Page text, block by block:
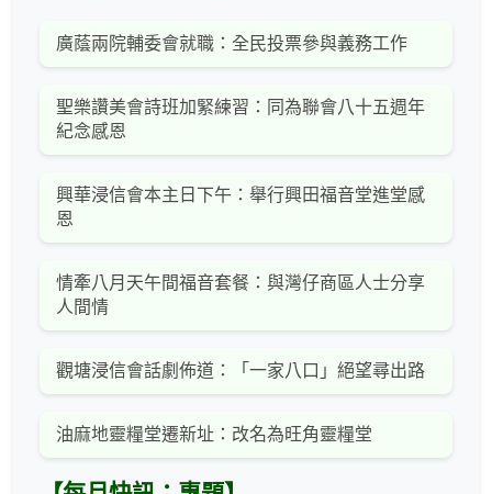
廣蔭兩院輔委會就職：全民投票參與義務工作
聖樂讚美會詩班加緊練習：同為聯會八十五週年
紀念感恩
興華浸信會本主日下午：舉行興田福音堂進堂感
恩
情牽八月天午間福音套餐：與灣仔商區人士分享
人間情
觀塘浸信會話劇佈道：「一家八口」絕望尋出路
油麻地靈糧堂遷新址：改名為旺角靈糧堂